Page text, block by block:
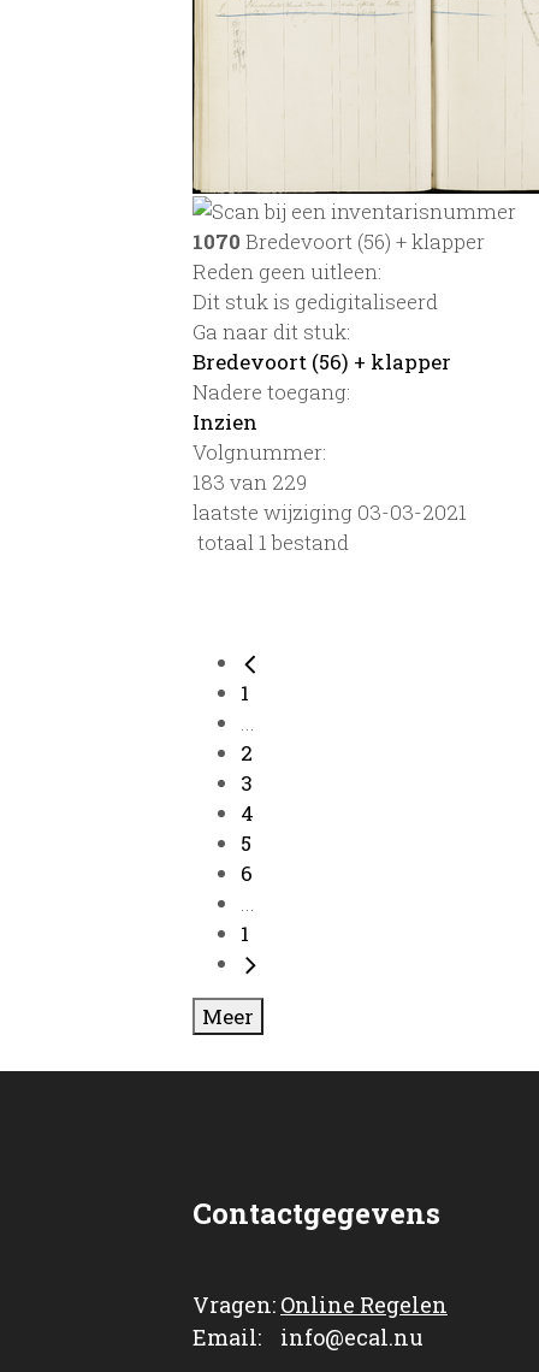
1070 Bredevoort (56) + klapper
Reden geen uitleen:
Dit stuk is gedigitaliseerd
Ga naar dit stuk:
Bredevoort (56) + klapper
Nadere toegang:
Inzien
Volgnummer:
183 van 229
laatste wijziging 03-03-2021
totaal 1 bestand
1
...
2
3
4
5
6
...
1
Meer
Contactgegevens
Vragen: Online Regelen
Email: info@ecal.nu